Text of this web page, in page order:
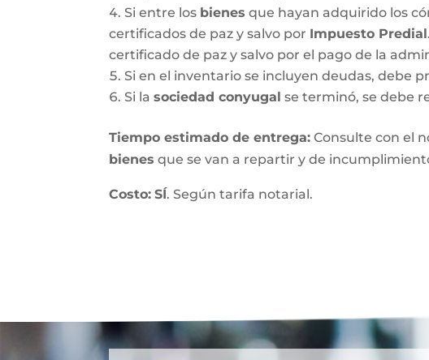
Si entre los bienes que hayan adquirido los
certificados de paz y salvo por Impuesto Predial
certificado de paz y salvo por el pago de la
Si en el inventario se incluyen deudas, debe
Si lasociedad conyugal se terminó, se debe
Tiempo estimado de entrega: Consulte con el
bienes que se van a repartir y de
Costo: SÍ. Según tarifa notarial.